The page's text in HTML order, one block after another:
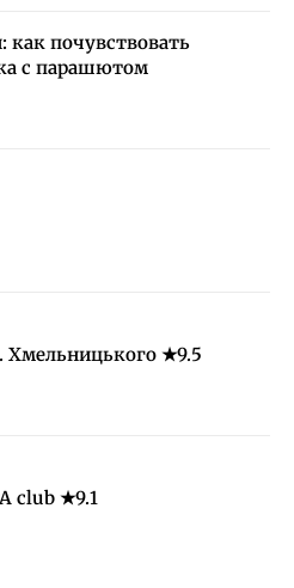
как почувствовать
с парашютом
Хмельницького ★9.5
club ★9.1